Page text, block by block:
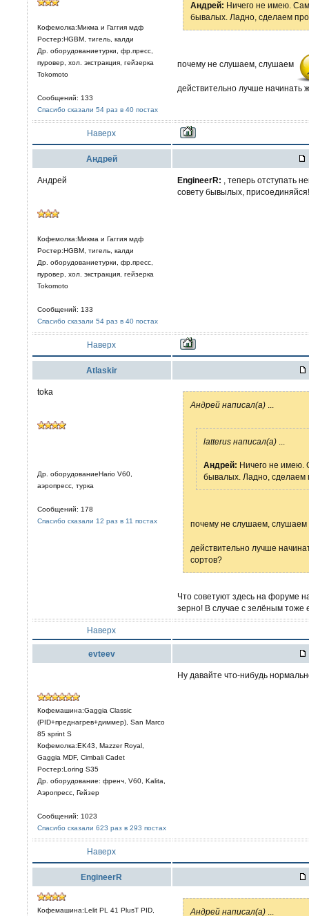
Кофемолка:Микма и Гаггия мдф
Ростер:HGBM, тигель, калди
Др. оборудованиетурки, фр.пресс,
пуровер, хол. экстракция, гейзерка
Tokomoto
Сообщений: 133
Спасибо сказали 54 раз в 40 постах
Aндрей: Ничего не имею.
бывалых. Ладно, сделаем
почему не слушаем, слушаем
действительно лучше начинать
Наверх
Aндрей
Андрей
Кофемолка:Микма и Гаггия мдф
Ростер:HGBM, тигель, калди
Др. оборудованиетурки, фр.пресс,
пуровер, хол. экстракция, гейзерка
Tokomoto
Сообщений: 133
Спасибо сказали 54 раз в 40 постах
EngineerR: , теперь отступать
совету бывылых, присоединяйся!
Наверх
Atlaskir
toka
Др. оборудованиеHario V60,
аэропресс, турка
Сообщений: 178
Спасибо сказали 12 раз в 11 постах
Aндрей написал(а)
latterus написал(а)
Aндрей: Ничего не имею.
бывалых. Ладно, сделаем
почему не слушаем, слушаем
действительно лучше
сортов?
Что советуют здесь на форуме
зерно! В случае с зелёным тоже
Наверх
evteev
Кофемашина:Gaggia Classic
(PID+преднагрев+диммер), San Marco
85 sprint S
Кофемолка:EK43, Mazzer Royal,
Gaggia MDF, Cimbali Cadet
Ростер:Loring S35
Др. оборудование: френч, V60, Kalita,
Аэропресс, Гейзер
Сообщений: 1023
Спасибо сказали 623 раз в 293 постах
Ну давайте что-нибудь
Наверх
EngineerR
Кофемашина:Lelit PL 41 PlusT PID, Aндрей написал(а)